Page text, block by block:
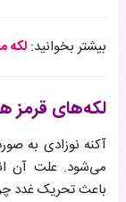
بیشتر بخوانید: لکه
لکه‌های قرمز
آکنه نوزادی به
می‌شود. علت آن
باعث تحریک غدد